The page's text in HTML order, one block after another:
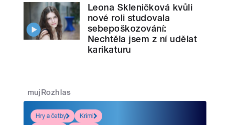
Leona Skleničková kvůli
nové roli studovala
sebepoškozování:
Nechtěla jsem z ní udělat
karikaturu
mujRozhlas
Hry a četby
Krimi